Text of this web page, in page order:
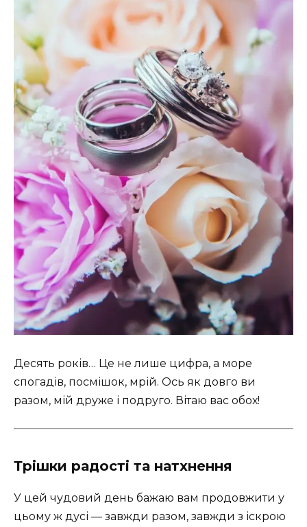
Десять років… Це не лише цифра, а море
спогадів, посмішок, мрій. Ось як довго ви
разом, мій друже і подруго. Вітаю вас обох!
Трішки радості та натхнення
У цей чудовий день бажаю вам продовжити у
цьому ж дусі — завжди разом, завжди з іскрою